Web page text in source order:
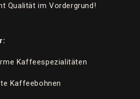
Qualität im Vordergrund!
Kaffeespezialitäten
Kaffeebohnen